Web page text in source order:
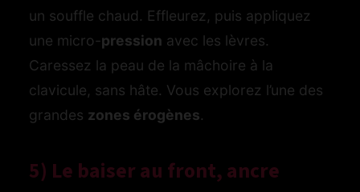
un souffle chaud. Effleurez, puis appliquez
une micro-pression avec les lèvres.
Caressez la peau de la mâchoire à la
clavicule, sans hâte. Vous explorez l’une des
grandes zones érogènes.
5) Le baiser au front, ancre